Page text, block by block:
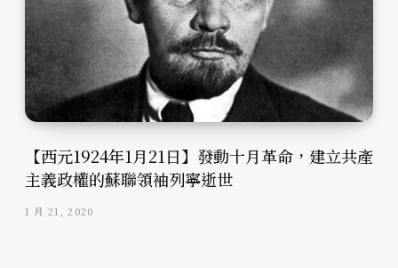
【西元1924年1月21日】發動十月革命，建立共產
主義政權的蘇聯領袖列寧逝世
1 月 21, 2020